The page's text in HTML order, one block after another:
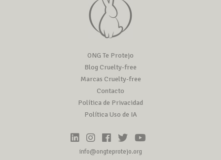
ONG Te Protejo
Blog Cruelty-free
Marcas Cruelty-free
Contacto
Política de Privacidad
Política Uso de IA
info@ongteprotejo.org